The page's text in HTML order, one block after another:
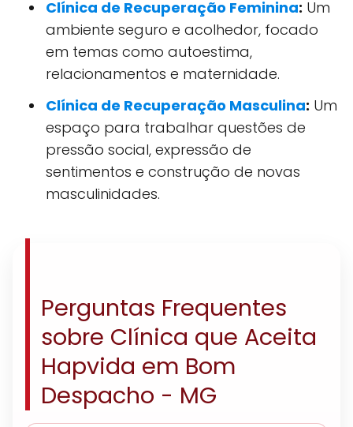
Clínica de Recuperação Feminina: Um
ambiente seguro e acolhedor, focado
em temas como autoestima,
relacionamentos e maternidade.
Clínica de Recuperação Masculina: Um
espaço para trabalhar questões de
pressão social, expressão de
sentimentos e construção de novas
masculinidades.
Perguntas Frequentes
sobre Clínica que Aceita
Hapvida em Bom
Despacho - MG